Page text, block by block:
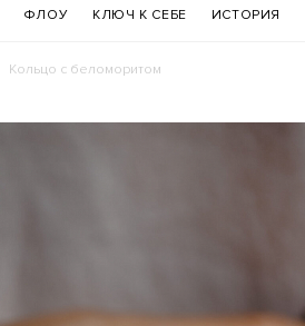
ФЛОУ КЛЮЧ К СЕБЕ ИСТОРИЯ
Кольцо с беломоритом